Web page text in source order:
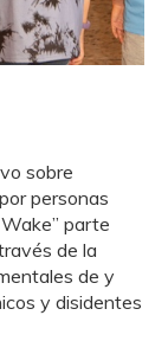
sobre
personas
parte
de la
de y
y disidentes